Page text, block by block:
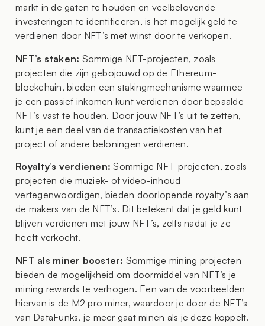
markt in de gaten te houden en veelbelovende
investeringen te identificeren, is het mogelijk geld te
verdienen door NFT’s met winst door te verkopen.
NFT’s staken: Sommige NFT-projecten, zoals
projecten die zijn gebojouwd op de Ethereum-
blockchain, bieden een stakingmechanisme waarmee
je een passief inkomen kunt verdienen door bepaalde
NFT’s vast te houden. Door jouw NFT’s uit te zetten,
kunt je een deel van de transactiekosten van het
project of andere beloningen verdienen.
Royalty’s verdienen: Sommige NFT-projecten, zoals
projecten die muziek- of video-inhoud
vertegenwoordigen, bieden doorlopende royalty’s aan
de makers van de NFT’s. Dit betekent dat je geld kunt
blijven verdienen met jouw NFT’s, zelfs nadat je ze
heeft verkocht.
NFT als miner booster: Sommige mining projecten
bieden de mogelijkheid om doormiddel van NFT’s je
mining rewards te verhogen. Een van de voorbeelden
hiervan is de M2 pro miner, waardoor je door de NFT’s
van DataFunks, je meer gaat minen als je deze koppelt.